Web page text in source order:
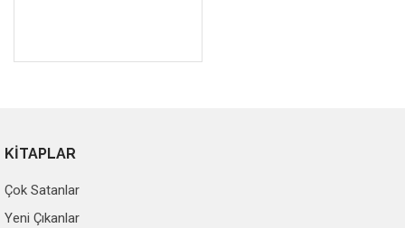
KİTAPLAR
Çok Satanlar
Yeni Çıkanlar